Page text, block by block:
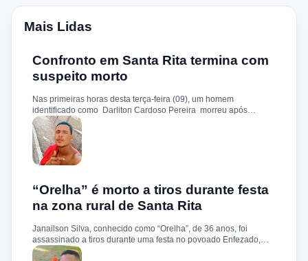
Mais Lidas
Confronto em Santa Rita termina com
suspeito morto
Nas primeiras horas desta terça-feira (09), um homem
identificado como Darliton Cardoso Pereira morreu após
confronto com a Polícia Militar no povoado Timbotiba, zona rural
de Santa Rita. De acordo com a PM, os policiais estavam
cumprindo um mandado de prisão contra Darliton, apontado
como um dos suspeitos pela morte brutal de Leandro Sena ,
ocorrida em 25 de fevereiro de 2024. A vítima teria sido
chocou a cidade. Durante a ação, o suspeito teria reagido à
Darliton foi atingido, chegou a ser socorrido e levado ao hospital
operações e cumprimento de mandados na região.
“Orelha” é morto a tiros durante festa
na zona rural de Santa Rita
Janailson Silva, conhecido como “Orelha”, de 36 anos, foi
assassinado a tiros durante uma festa no povoado Enfezado,
zona rural de Santa Rita, na noite desta quinta-feira (01). De